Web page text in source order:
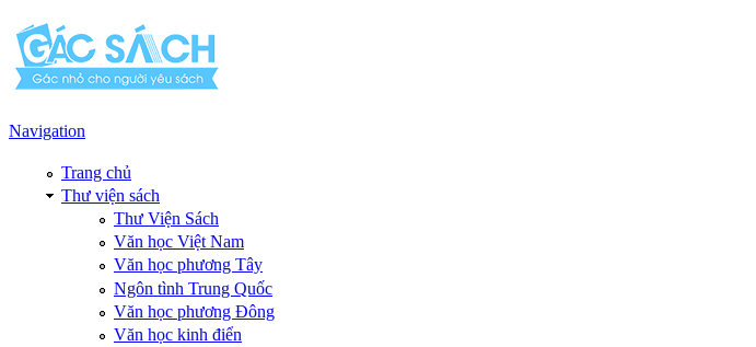
Navigation
Trang chủ
Thư viện sách
Thư Viện Sách
Văn học Việt Nam
Văn học phương Tây
Ngôn tình Trung Quốc
Văn học phương Đông
Văn học kinh điển